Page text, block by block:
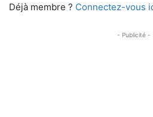
Déjà membre ? Connectez-vous
- Publicité -